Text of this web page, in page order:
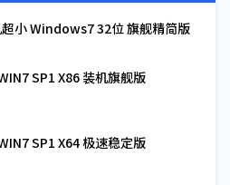
超小 Windows7 32位 旗舰精简版
SP1 X86 装机旗舰版
SP1 X64 极速稳定版